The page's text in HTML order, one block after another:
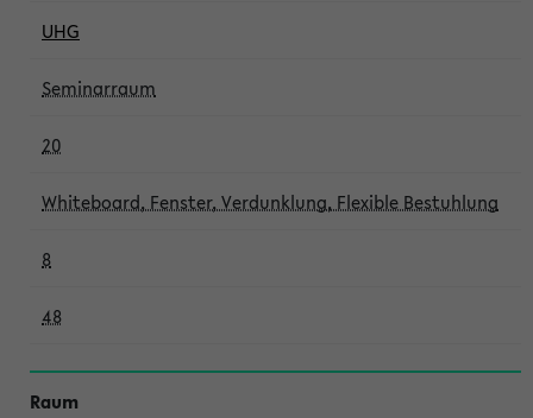
UHG
Seminarraum
20
Whiteboard, Fenster, Verdunklung, Flexible Bestuhlung
8
48